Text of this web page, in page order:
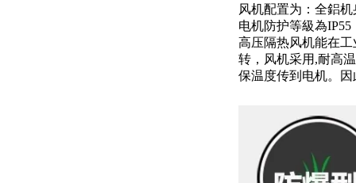
风机配置为：全鋁
电机防护等級為
高压隔热风机能在
转，风机采用,耐高
保温度传到电机。